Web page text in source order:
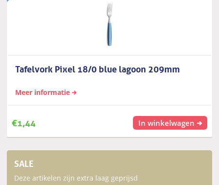
Tafelvork Pixel 18/0 blue lagoon 209mm
Meer informatie
€1,44 In winkelwagen
SALE
Deze artikelen zijn extra laag geprijsd